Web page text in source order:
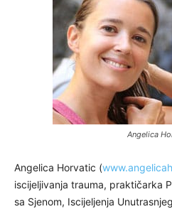
Angelica
Angelica Horvatic (
iscijeljivanja trauma, praktičarka
sa Sjenom, Iscijeljenja